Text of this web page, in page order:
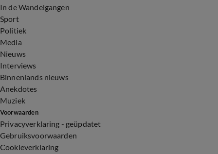
In de Wandelgangen
Sport
Politiek
Media
Nieuws
Interviews
Binnenlands nieuws
Anekdotes
Muziek
Voorwaarden
Privacyverklaring - geüpdatet
Gebruiksvoorwaarden
Cookieverklaring